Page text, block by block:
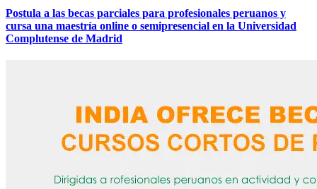
Postula a las becas parciales para profesionales peruanos y
cursa una maestría online o semipresencial en la Universidad
Complutense de Madrid